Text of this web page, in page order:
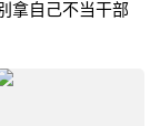
拿自己不当干部